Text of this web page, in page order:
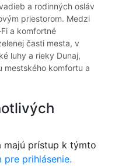
a rodinných osláv
priestorom. Medzi
a komfortné
časti mesta, v
luhy a rieky Dunaj,
mestského komfortu a
majú prístup k týmto
pre prihlásenie.